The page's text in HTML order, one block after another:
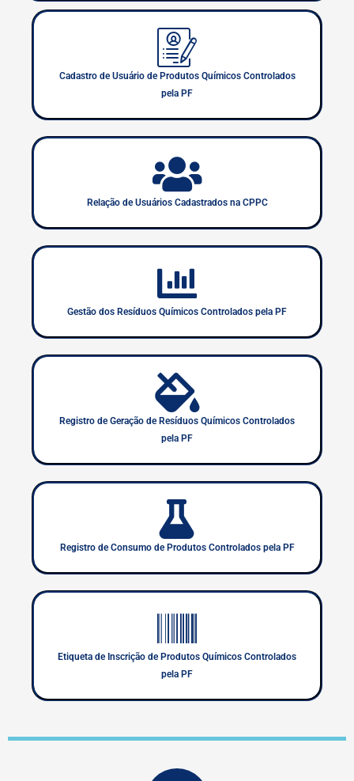
Cadastro de Usuário de Produtos Químicos Controlados
pela PF
Relação de Usuários Cadastrados na CPPC
Gestão dos Resíduos Químicos Controlados pela PF
Registro de Geração de Resíduos Químicos Controlados
pela PF
Registro de Consumo de Produtos Controlados pela PF
Etiqueta de Inscrição de Produtos Químicos Controlados
pela PF